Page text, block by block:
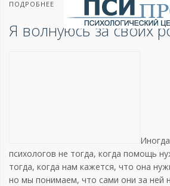
ПОДРОБНЕЕ
Я волнуюсь за своих
психологов не тогда, когда помощь
тогда, когда нам кажется, что она
но мы понимаем, что сами они за ней